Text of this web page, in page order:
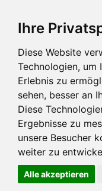
Ihre
Diese Website
Technologien, um
Erlebnis zu
sehen, besser an
Diese
Ergebnisse zu
unsere Besucher
weiter zu
Alle akzeptieren